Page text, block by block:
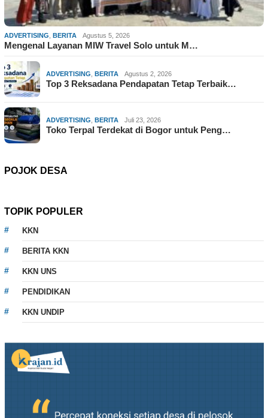
ADVERTISING, BERITA Agustus 5, 2026
Mengenal Layanan MIW Travel Solo untuk M…
ADVERTISING, BERITA Agustus 2, 2026
Top 3 Reksadana Pendapatan Tetap Terbaik…
ADVERTISING, BERITA Juli 23, 2026
Toko Terpal Terdekat di Bogor untuk Peng…
POJOK DESA
TOPIK POPULER
KKN
BERITA KKN
KKN UNS
PENDIDIKAN
KKN UNDIP